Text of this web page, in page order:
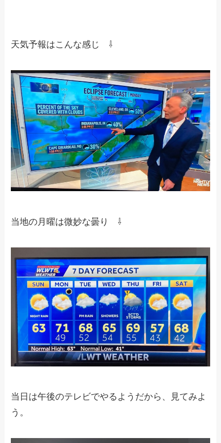
天気予報はこんな感じ ⇩
当地の月曜は微妙な曇り ⇩
当日は午後のテレビでやるようだから、見てみよ
う。